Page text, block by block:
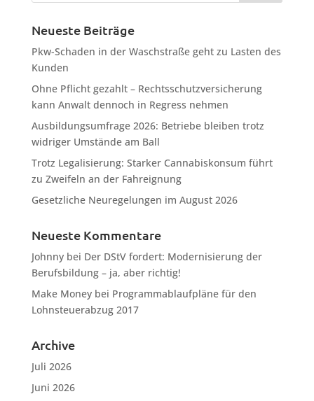
Neueste Beiträge
Pkw-Schaden in der Waschstraße geht zu Lasten des
Kunden
Ohne Pflicht gezahlt – Rechtsschutzversicherung
kann Anwalt dennoch in Regress nehmen
Ausbildungsumfrage 2026: Betriebe bleiben trotz
widriger Umstände am Ball
Trotz Legalisierung: Starker Cannabiskonsum führt
zu Zweifeln an der Fahreignung
Gesetzliche Neuregelungen im August 2026
Neueste Kommentare
Johnnybei Der DStV fordert: Modernisierung der
Berufsbildung – ja, aber richtig!
Make Moneybei Programmablaufpläne für den
Lohnsteuerabzug 2017
Archive
Juli 2026
Juni 2026